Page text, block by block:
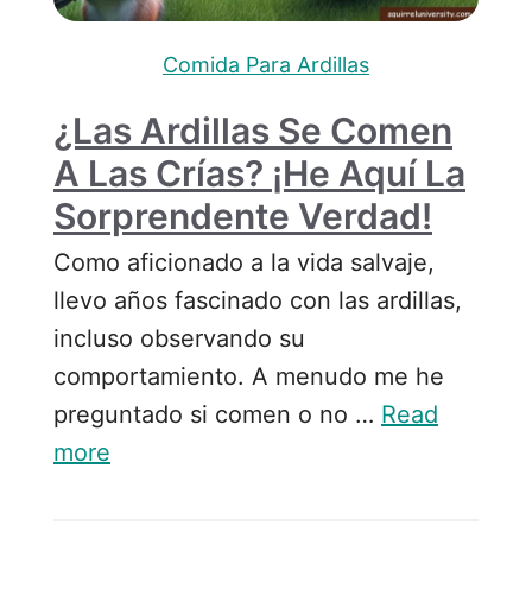
Comida Para Ardillas
¿Las Ardillas Se Comen
A Las Crías? ¡He Aquí La
Sorprendente Verdad!
Como aficionado a la vida salvaje,
llevo años fascinado con las ardillas,
incluso observando su
comportamiento. A menudo me he
preguntado si comen o no … Read
more